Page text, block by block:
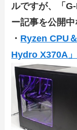
ルですが、「
ー記事を公開中
・ Ryzen CPU
Hydro X370A